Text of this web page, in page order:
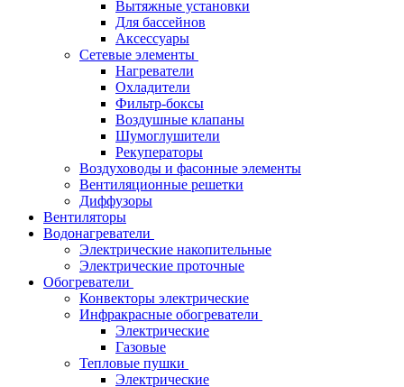
Вытяжные установки
Для бассейнов
Аксессуары
Сетевые элементы
Нагреватели
Охладители
Фильтр-боксы
Воздушные клапаны
Шумоглушители
Рекуператоры
Воздуховоды и фасонные элементы
Вентиляционные решетки
Диффузоры
Вентиляторы
Водонагреватели
Электрические накопительные
Электрические проточные
Обогреватели
Конвекторы электрические
Инфракрасные обогреватели
Электрические
Газовые
Тепловые пушки
Электрические